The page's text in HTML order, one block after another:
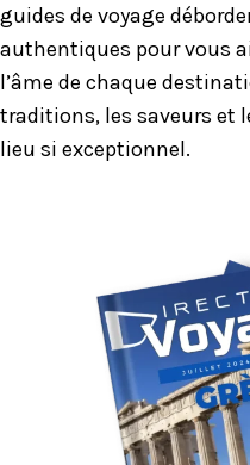
guides de voyage
authentiques pour vous
l’âme de chaque
traditions, les saveurs et
lieu si exceptionnel.